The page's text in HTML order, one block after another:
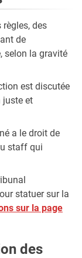
règles, des
de
selon la gravité
est discutée
juste et
a le droit de
staff qui
statuer sur la
sur la page
des